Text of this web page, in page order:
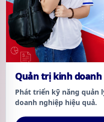
Quản trị kinh doanh
Phát triển kỹ năng quản
doanh nghiệp hiệu quả.